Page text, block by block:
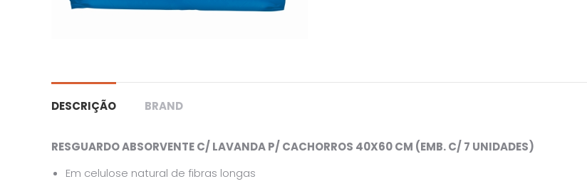
DESCRIÇÃO BRAND
RESGUARDO ABSORVENTE C/ LAVANDA P/ CACHORROS 40X60 CM (EMB. C/ 7 UNIDADES)
Em celulose natural de fibras longas